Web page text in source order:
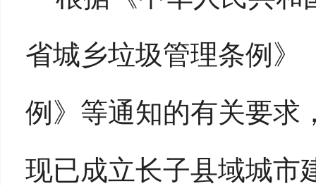
省城乡垃圾管理条例》
例》等通知的有关要求
现已成立长子县域城市